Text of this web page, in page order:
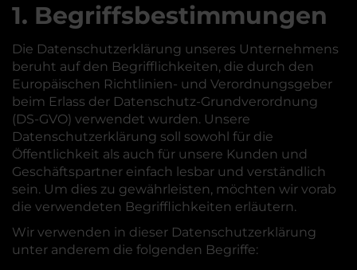
1. Begriffsbestimmungen
Die Datenschutzerklärung unseres Unternehmens
beruht auf den Begrifflichkeiten, die durch den
Europäischen Richtlinien- und Verordnungsgeber
beim Erlass der Datenschutz-Grundverordnung
(DS-GVO) verwendet wurden. Unsere
Datenschutzerklärung soll sowohl für die
Öffentlichkeit als auch für unsere Kunden und
Geschäftspartner einfach lesbar und verständlich
sein. Um dies zu gewährleisten, möchten wir vorab
die verwendeten Begrifflichkeiten erläutern.
Wir verwenden in dieser Datenschutzerklärung
unter anderem die folgenden Begriffe: